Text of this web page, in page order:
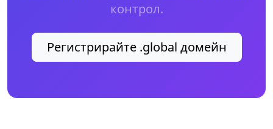
контрол.
Регистрирайте .global домейн